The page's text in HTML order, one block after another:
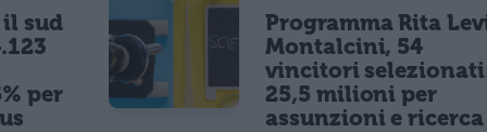
sud
per
Programma Rita
Montalcini, 54
vincitori
25,5 milioni per
assunzioni e ricerca